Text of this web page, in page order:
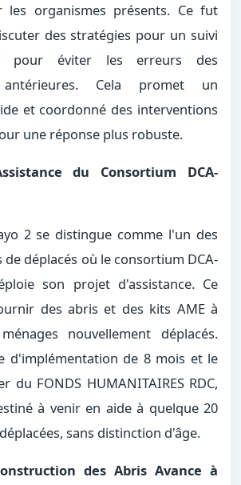
les organismes présents. Ce fut
des stratégies pour un suivi
pour éviter les erreurs des
antérieures. Cela promet un
et coordonné des interventions
une réponse plus robuste.
du Consortium DCA-
2 se distingue comme l'un des
déplacés où le consortium DCA-
son projet d'assistance. Ce
des abris et des kits AME à
nouvellement déplacés.
d'implémentation de 8 mois et le
du FONDS HUMANITAIRES RDC,
à venir en aide à quelque 20
sans distinction d'âge.
des Abris Avance à